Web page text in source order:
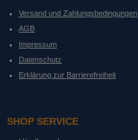
Versand und Zahlungsbedingungen
AGB
Impressum
Datenschutz
Erklärung zur Barrierefreiheit
SHOP SERVICE